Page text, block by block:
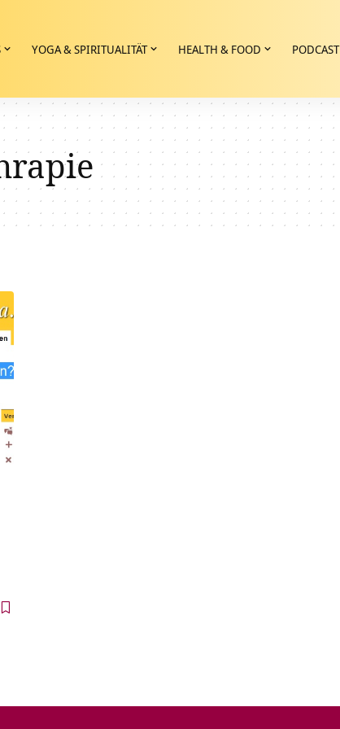
YOGA & SPIRITUALITÄT HEALTH & FOOD PODCAST